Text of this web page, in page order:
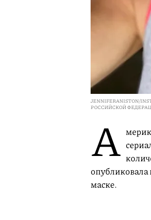
JENNIFERANISTON/
РОССИЙСКОЙ
А
опубликовала
маске.